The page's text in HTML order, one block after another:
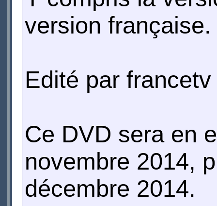
version française.
Edité par
Ce DVD sera en
novembre 2014,
décembre 2014.